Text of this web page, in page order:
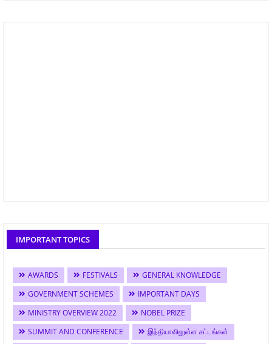
IMPORTANT TOPICS
AWARDS FESTIVALS
GENERAL KNOWLEDGE
GOVERNMENT SCHEMES
IMPORTANT DAYS
MINISTRY OVERVIEW 2022
NOBEL PRIZE
SUMMIT AND CONFERENCE
இந்தியாவிலுள்ள சட்டங்கள்